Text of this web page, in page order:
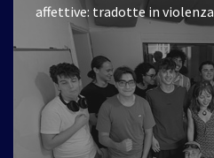
affettive: tradotte in violenza